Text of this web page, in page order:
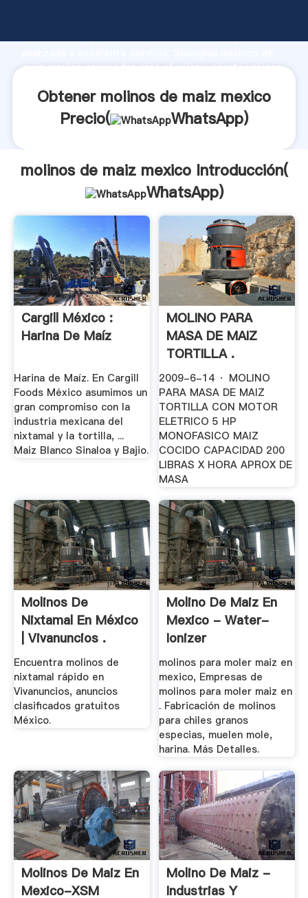
capacidad de producción, fuerza de investigación
maiz mexico proveedor crea el valor y aporta valores
Obtener molinos de maiz mexico
Precio(
WhatsApp)
molinos de maiz mexico Introducción(
WhatsApp)
Cargill México :
Harina De Maíz
Harina de Maíz. En Cargill
Foods México asumimos un
gran compromiso con la
industria mexicana del
nixtamal y la tortilla, ...
Maiz Blanco Sinaloa y Bajio.
MOLINO PARA
MASA DE MAIZ
TORTILLA .
2009-6-14 · MOLINO
PARA MASA DE MAIZ
TORTILLA CON MOTOR
ELETRICO 5 HP
MONOFASICO MAIZ
COCIDO CAPACIDAD 200
LIBRAS X HORA APROX DE
MASA
Molinos De
Nixtamal En México
| Vivanuncios .
Encuentra molinos de
nixtamal rápido en
Vivanuncios, anuncios
clasificados gratuitos
México.
Molino De Maiz En
Mexico - Water-
Ionizer
molinos para moler maiz en
mexico, Empresas de
molinos para moler maiz en
. Fabricación de molinos
para chiles granos
especias, muelen mole,
harina. Más Detalles.
Molinos De Maiz En
Mexico-XSM
Molino De Maiz -
Industrias Y